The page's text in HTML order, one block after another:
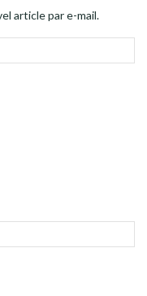
article par e-mail.